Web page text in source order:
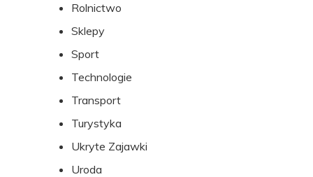
Rolnictwo
Sklepy
Sport
Technologie
Transport
Turystyka
Ukryte Zajawki
Uroda